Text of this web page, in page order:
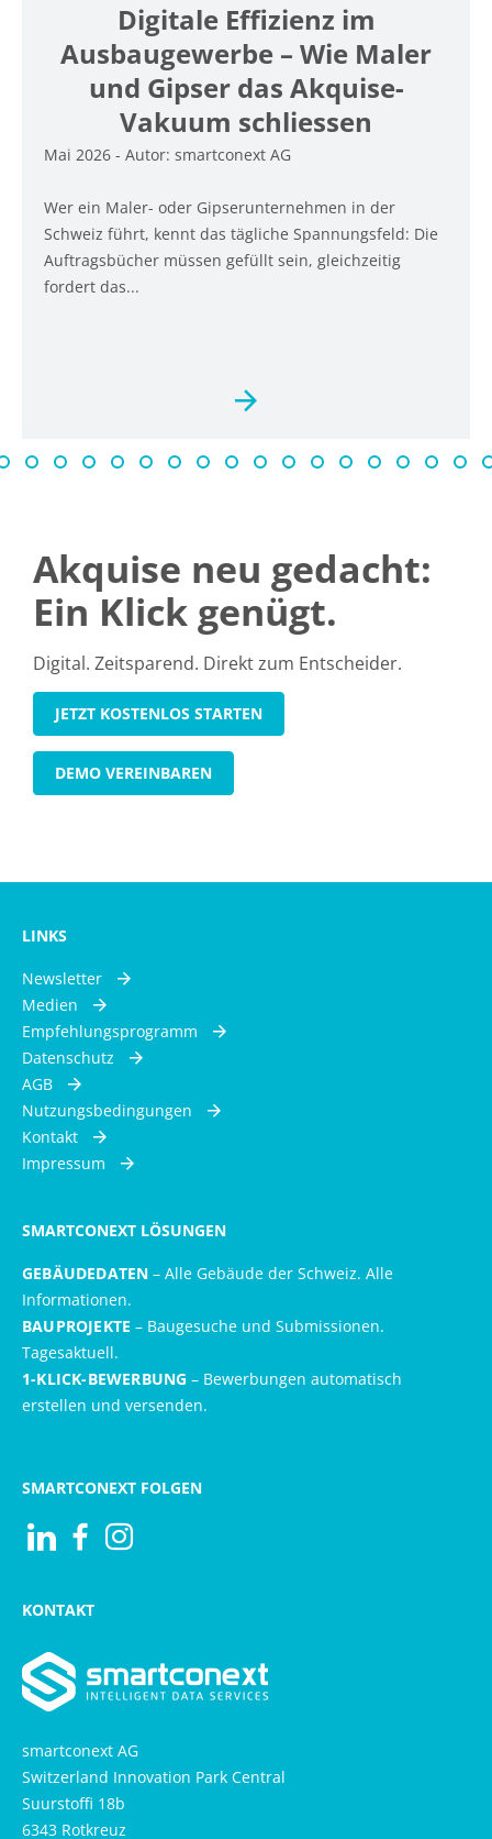
Digitale Effizienz im
Ausbaugewerbe – Wie Maler
und Gipser das Akquise-
Vakuum schliessen
Mai 2026 - Autor: smartconext AG
Wer ein Maler- oder Gipserunternehmen in der
Schweiz führt, kennt das tägliche Spannungsfeld: Die
Auftragsbücher müssen gefüllt sein, gleichzeitig
fordert das...
Akquise neu gedacht:
Ein Klick genügt.
Digital. Zeitsparend. Direkt zum Entscheider.
JETZT KOSTENLOS STARTEN
DEMO VEREINBAREN
LINKS
Newsletter
Medien
Empfehlungsprogramm
Datenschutz
AGB
Nutzungsbedingungen
Kontakt
Impressum
SMARTCONEXT LÖSUNGEN
GEBÄUDEDATEN – Alle Gebäude der Schweiz. Alle
Informationen.
BAUPROJEKTE – Baugesuche und Submissionen.
Tagesaktuell.
1-KLICK-BEWERBUNG – Bewerbungen automatisch
erstellen und versenden.
SMARTCONEXT FOLGEN
KONTAKT
smartconext AG
Switzerland Innovation Park Central
Suurstoffi 18b
6343 Rotkreuz